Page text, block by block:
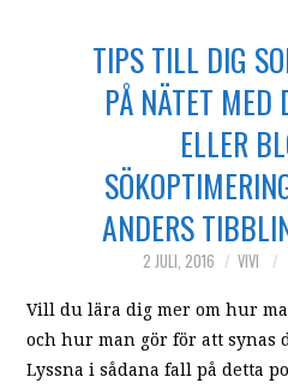
TIPS TILL DIG
PÅ NÄTET
ELLER
ANDERS
2 JULI, 2016 VIVI
Vill du lära dig mer om hur
och hur man gör för att synas
Lyssna i sådana fall på detta